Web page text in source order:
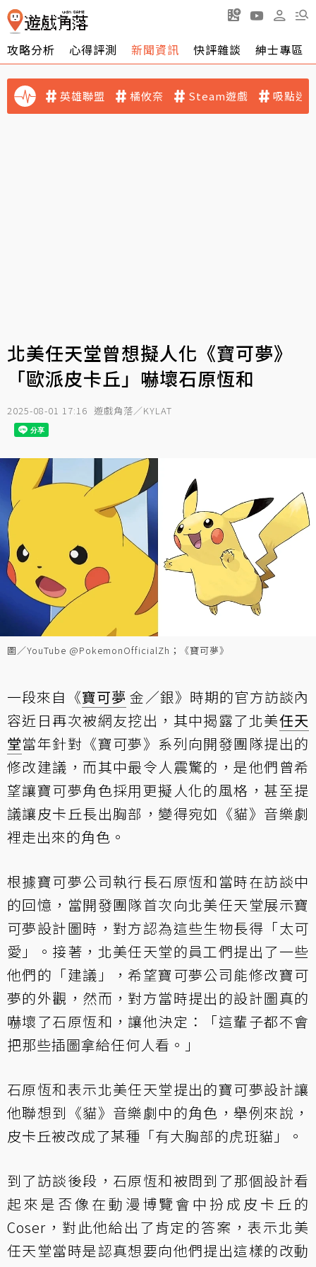
攻略分析 心得評測 新聞資訊 快評雜談 紳士專區
英雄聯盟 橘攸奈 Steam遊戲 吸點迷
北美任天堂曾想擬人化《寶可夢》
「歐派皮卡丘」嚇壞石原恆和
2025-08-01 17:16 遊戲角落／KYLAT
圖／YouTube @PokemonOfficialZh；《寶可夢》
一段來自《寶可夢 金／銀》時期的官方訪談內
容近日再次被網友挖出，其中揭露了北美任天
堂當年針對《寶可夢》系列向開發團隊提出的
修改建議，而其中最令人震驚的，是他們曾希
望讓寶可夢角色採用更擬人化的風格，甚至提
議讓皮卡丘長出胸部，變得宛如《貓》音樂劇
裡走出來的角色。
根據寶可夢公司執行長石原恆和當時在訪談中
的回憶，當開發團隊首次向北美任天堂展示寶
可夢設計圖時，對方認為這些生物長得「太可
愛」。接著，北美任天堂的員工們提出了一些
他們的「建議」，希望寶可夢公司能修改寶可
夢的外觀，然而，對方當時提出的設計圖真的
嚇壞了石原恆和，讓他決定：「這輩子都不會
把那些插圖拿給任何人看。」
石原恆和表示北美任天堂提出的寶可夢設計讓
他聯想到《貓》音樂劇中的角色，舉例來說，
皮卡丘被改成了某種「有大胸部的虎班貓」。
到了訪談後段，石原恆和被問到了那個設計看
起來是否像在動漫博覽會中扮成皮卡丘的
Coser，對此他給出了肯定的答案，表示北美
任天堂當時是認真想要向他們提出這樣的改動